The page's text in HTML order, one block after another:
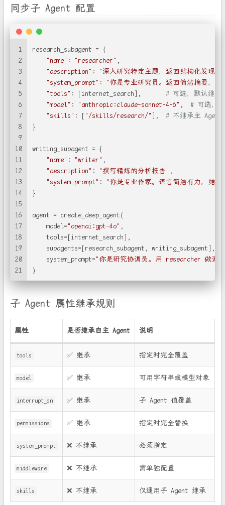
同步子 Agent 配置
1
2
3
4
5
6
7
8
9
10
11
12
13
14
15
16
17
18
19
20
21
research_subagent = {
"name" : "researcher" ,
"description" : "深入研究特定主题，返回结构化发现"
"system_prompt" :
"你是专业研究员。返回简洁摘要，
"tools" : [internet_search], # 可选，默认继
"model" : "anthropic:claude-sonnet-4-6" , # 可选，
"skills" : [ "/skills/research/" ], # 不继承主 Agent
}
writing_subagent = {
"name" : "writer" ,
"description" : "撰写精炼的分析报告" ,
"system_prompt" :
"你是专业作家。语言简洁有力，结构
}
agent = create_deep_agent(
    model=
"openai:gpt-4o" ,
    tools=[internet_search],
    subagents=[research_subagent, writing_subagent],
    system_prompt=
"你是研究协调员。用 researcher 做调
)
子 Agent 属性继承规则
属性 是否继承自主 Agent 说明
tools ✅ 继承 指定时完全覆盖
model ✅ 继承 可用字符串或模型对象
interrupt_on ✅ 继承 子 Agent 值覆盖
permissions ✅ 继承 指定时完全替换
system_prompt ❌ 不继承 必须指定
middleware ❌ 不继承 需单独配置
skills ❌ 不继承 仅通用子 Agent 继承